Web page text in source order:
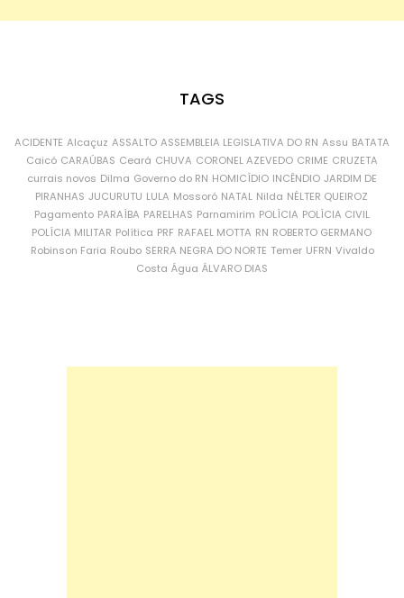
TAGS
ACIDENTE Alcaçuz ASSALTO ASSEMBLEIA LEGISLATIVA DO RN Assu BATATA
Caicó CARAÚBAS Ceará CHUVA CORONEL AZEVEDO CRIME CRUZETA
currais novos Dilma Governo do RN HOMICÍDIO INCÊNDIO JARDIM DE
PIRANHAS JUCURUTU LULA Mossoró NATAL Nilda NÉLTER QUEIROZ
Pagamento PARAÍBA PARELHAS Parnamirim POLÍCIA POLÍCIA CIVIL
POLÍCIA MILITAR Política PRF RAFAEL MOTTA RN ROBERTO GERMANO
Robinson Faria Roubo SERRA NEGRA DO NORTE Temer UFRN Vivaldo
Costa Água ÁLVARO DIAS